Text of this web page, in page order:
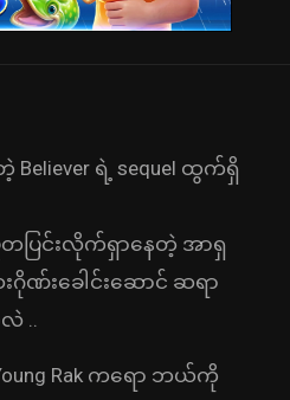
ရဲ့ sequel ထွက်ရှိ
တပြင်းလိုက်ရှာနေတဲ့ အာရှ
ဏ်းခေါင်းဆောင် ဆရာ
..
Rak ကရော ဘယ်ကို